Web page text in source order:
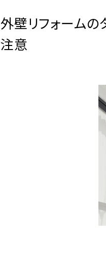
外壁リフォームの
注意